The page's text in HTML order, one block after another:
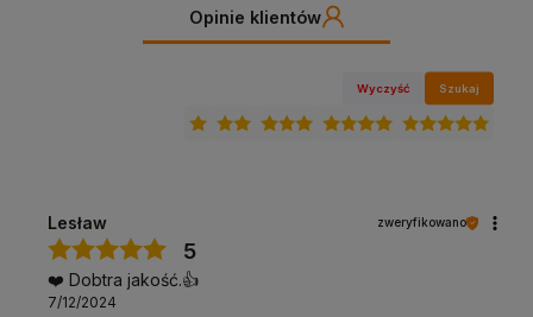
Opinie klientów
Wyczyść Szukaj
Lesław zweryfikowano
5
❤️ Dobtra jakość.👍️
7/12/2024